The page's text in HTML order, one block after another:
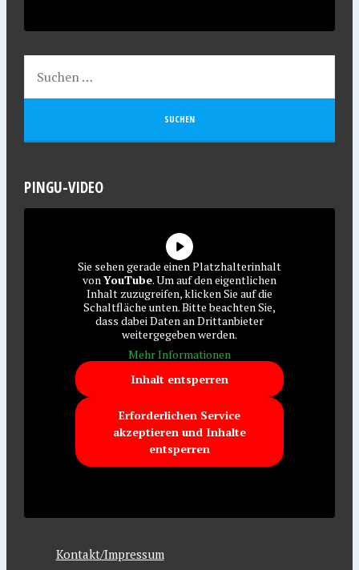
PINGU-VIDEO
Sie sehen gerade einen Platzhalterinhalt
vonYouTube. Um auf den eigentlichen
Inhalt zuzugreifen, klicken Sie auf die
Schaltfläche unten. Bitte beachten Sie,
dass dabei Daten an Drittanbieter
weitergegeben werden.
Mehr Informationen
Inhalt entsperren
Erforderlichen Service
akzeptieren und Inhalte
entsperren
Kontakt/Impressum